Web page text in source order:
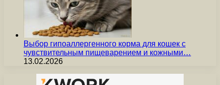
Выбор гипоаллергенного корма для кошек с
чувствительным пищеварением и кожными…
13.02.2026